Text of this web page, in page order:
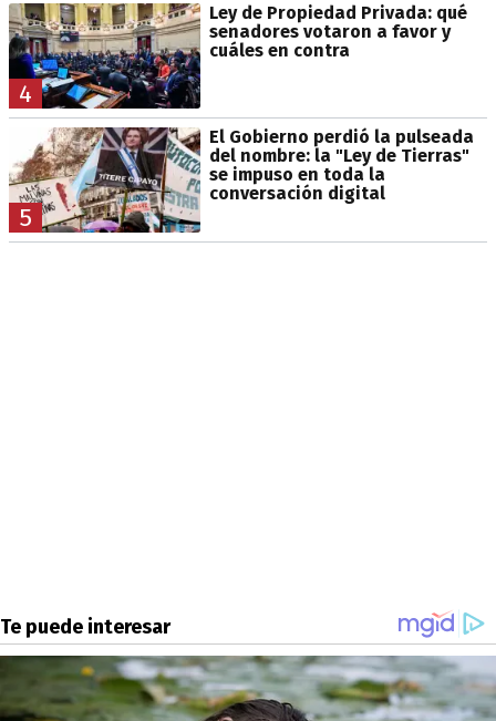
4
Ley de Propiedad Privada: qué
senadores votaron a favor y
cuáles en contra
5
El Gobierno perdió la pulseada
del nombre: la "Ley de Tierras"
se impuso en toda la
conversación digital